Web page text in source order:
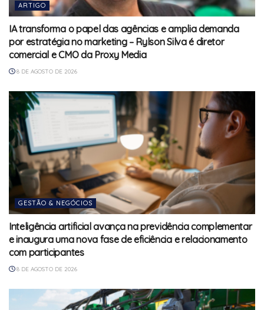
ARTIGO
IA transforma o papel das agências e amplia demanda
por estratégia no marketing – Rylson Silva é diretor
comercial e CMO da Proxy Media
8 DE AGOSTO DE 2026
GESTÃO & NEGÓCIOS
Inteligência artificial avança na previdência complementar
e inaugura uma nova fase de eficiência e relacionamento
com participantes
8 DE AGOSTO DE 2026